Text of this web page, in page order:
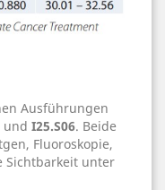
Ausführungen
und I25.S06. Beide
Fluoroskopie,
Sichtbarkeit unter